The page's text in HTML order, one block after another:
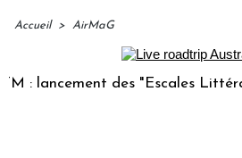
Accueil > AirMaG
des "Escales